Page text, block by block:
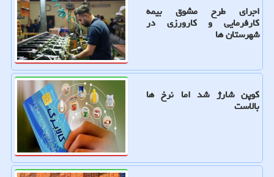
اجرای طرح مشوق بیمه
کارفرمایی و کارورزی در
شهرستان ها
کوپن شارژ شد اما نرخ ها
بالاست